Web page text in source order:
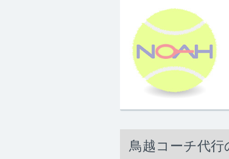
鳥越コーチ代行